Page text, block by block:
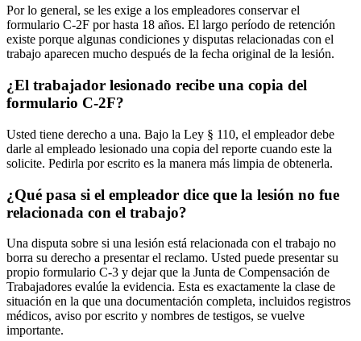
Por lo general, se les exige a los empleadores conservar el
formulario C-2F por hasta 18 años. El largo período de retención
existe porque algunas condiciones y disputas relacionadas con el
trabajo aparecen mucho después de la fecha original de la lesión.
¿El trabajador lesionado recibe una copia del
formulario C-2F?
Usted tiene derecho a una. Bajo la Ley § 110, el empleador debe
darle al empleado lesionado una copia del reporte cuando este la
solicite. Pedirla por escrito es la manera más limpia de obtenerla.
¿Qué pasa si el empleador dice que la lesión no fue
relacionada con el trabajo?
Una disputa sobre si una lesión está relacionada con el trabajo no
borra su derecho a presentar el reclamo. Usted puede presentar su
propio formulario C-3 y dejar que la Junta de Compensación de
Trabajadores evalúe la evidencia. Esta es exactamente la clase de
situación en la que una documentación completa, incluidos registros
médicos, aviso por escrito y nombres de testigos, se vuelve
importante.